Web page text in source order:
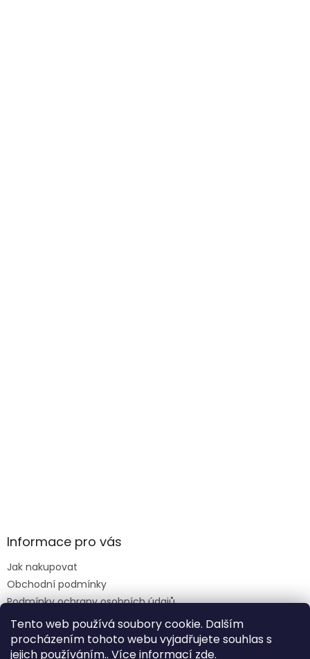
Tento web používá soubory cookie. Dalším
procházením tohoto webu vyjadřujete souhlas s
jejich používáním.. Více informací zde.
Informace pro vás
Jak nakupovat
Obchodní podmínky
Podmínky ochrany osobních údajů
Reklamace formulář